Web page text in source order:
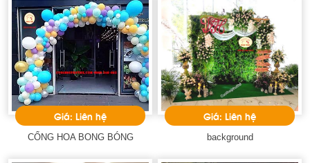
Giá: Liên hệ
CỔNG HOA BONG BÓNG
Giá: Liên hệ
background